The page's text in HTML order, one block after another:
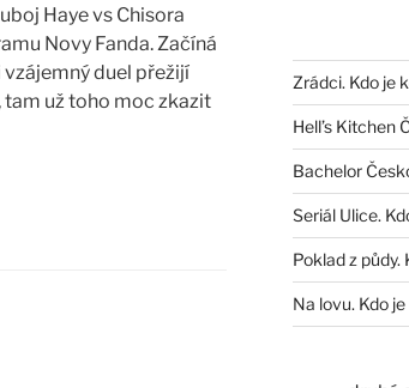
Haye vs Chisora
Novy Fanda. Začíná
vzájemný duel přežijí
tam už toho moc zkazit
Zrádci. Kdo je
Hell’s Kitchen
Bachelor
Seriál Ulice.
Poklad z půdy.
Na lovu. Kdo